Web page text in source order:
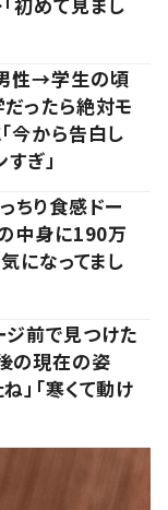
性→学生の頃
ったら絶対モ
今から告白し
ぎ」
ちり食感ドー
中身に190万
になってまし
ジ前で見つけた
の現在の姿
」「寒くて動け